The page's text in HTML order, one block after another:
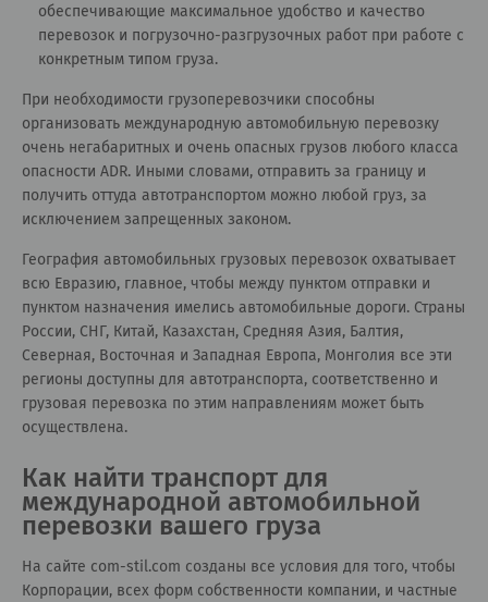
обеспечивающие максимальное удобство и качество
перевозок и погрузочно-разгрузочных работ при работе с
конкретным типом груза.
При необходимости грузоперевозчики способны
организовать международную автомобильную перевозку
очень негабаритных и очень опасных грузов любого класса
опасности ADR. Иными словами, отправить за границу и
получить оттуда автотранспортом можно любой груз, за
исключением запрещенных законом.
География автомобильных грузовых перевозок охватывает
всю Евразию, главное, чтобы между пунктом отправки и
пунктом назначения имелись автомобильные дороги. Страны
России, СНГ, Китай, Казахстан, Средняя Азия, Балтия,
Северная, Восточная и Западная Европа, Монголия все эти
регионы доступны для автотранспорта, соответственно и
грузовая перевозка по этим направлениям может быть
осуществлена.
Как найти транспорт для
международной автомобильной
перевозки вашего груза
На сайте сom-stil.com созданы все условия для того, чтобы
Корпорации, всех форм собственности компании, и частные